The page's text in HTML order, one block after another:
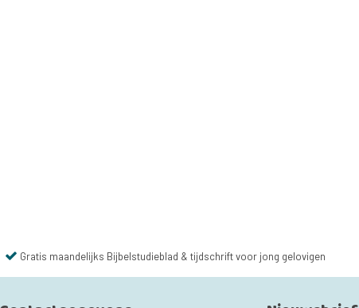
Gratis maandelijks Bijbelstudieblad & tijdschrift voor jong gelovigen